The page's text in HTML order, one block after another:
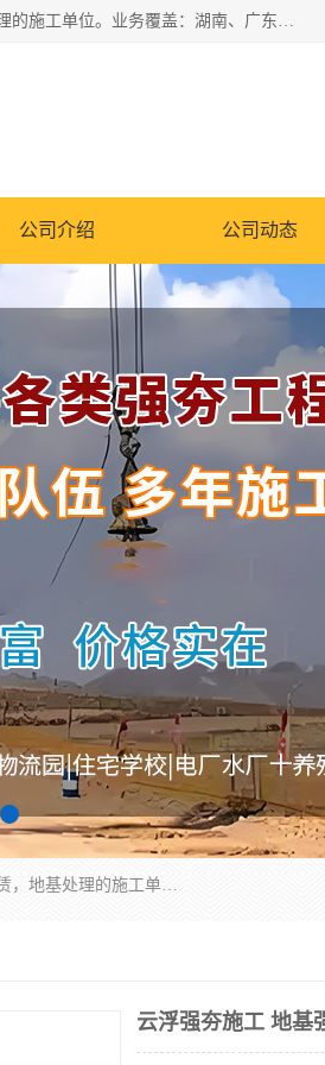
湖南业峻强夯基础工程有限公司是一家专业从事湖南强夯基础工程、强夯机租赁，地基处理的施工单位。业务覆盖：湖南、广东，江西等地。可承接1000KN.m-25000KN.m强夯（置换）工程。公司创始人是国内较早期从事强夯施工的建设者，经过多年的一步一个脚印的发展，在行业内具有较高的度和良好的口碑。
公司介绍 公司动态
湖南业峻强夯基础工程有限公司是一家专业从事湖南强夯基础工程、强夯机租赁，地基处理的施工单位。业务覆盖：湖南、广东，江西等地。可承接1000KN.m-25000KN.m强夯（置换）工程。公司创始人是国内较早期从事强夯施工的建设者，经过多年的一步一个脚印的发展，在行业内具有较高的度和良好的口碑。
云浮强夯施工 地基